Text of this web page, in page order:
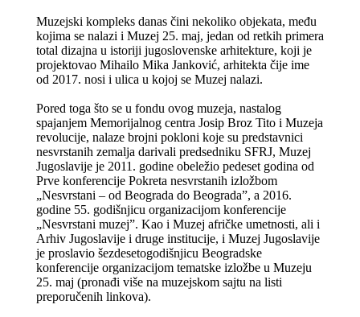
Muzejski kompleks danas čini nekoliko objekata, među
kojima se nalazi i Muzej 25. maj, jedan od retkih primera
total dizajna u istoriji jugoslovenske arhitekture, koji je
projektovao Mihailo Mika Janković, arhitekta čije ime
od 2017. nosi i ulica u kojoj se Muzej nalazi.
Pored toga što se u fondu ovog muzeja, nastalog
spajanjem Memorijalnog centra Josip Broz Tito i Muzeja
revolucije, nalaze brojni pokloni koje su predstavnici
nesvrstanih zemalja darivali predsedniku SFRJ, Muzej
Jugoslavije je 2011. godine obeležio pedeset godina od
Prve konferencije Pokreta nesvrstanih izložbom
„Nesvrstani – od Beograda do Beograda”, a 2016.
godine 55. godišnjicu organizacijom konferencije
„Nesvrstani muzej”. Kao i Muzej afričke umetnosti, ali i
Arhiv Jugoslavije i druge institucije, i Muzej Jugoslavije
je proslavio šezdesetogodišnjicu Beogradske
konferencije organizacijom tematske izložbe u Muzeju
25. maj (pronađi više na muzejskom sajtu na listi
preporučenih linkova).